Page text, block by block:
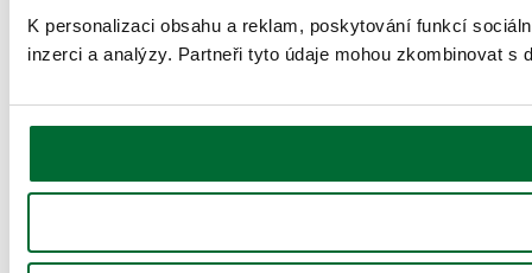
K personalizaci obsahu a reklam, poskytování funkcí
inzerci a analýzy. Partneři tyto údaje mohou zkombinovat